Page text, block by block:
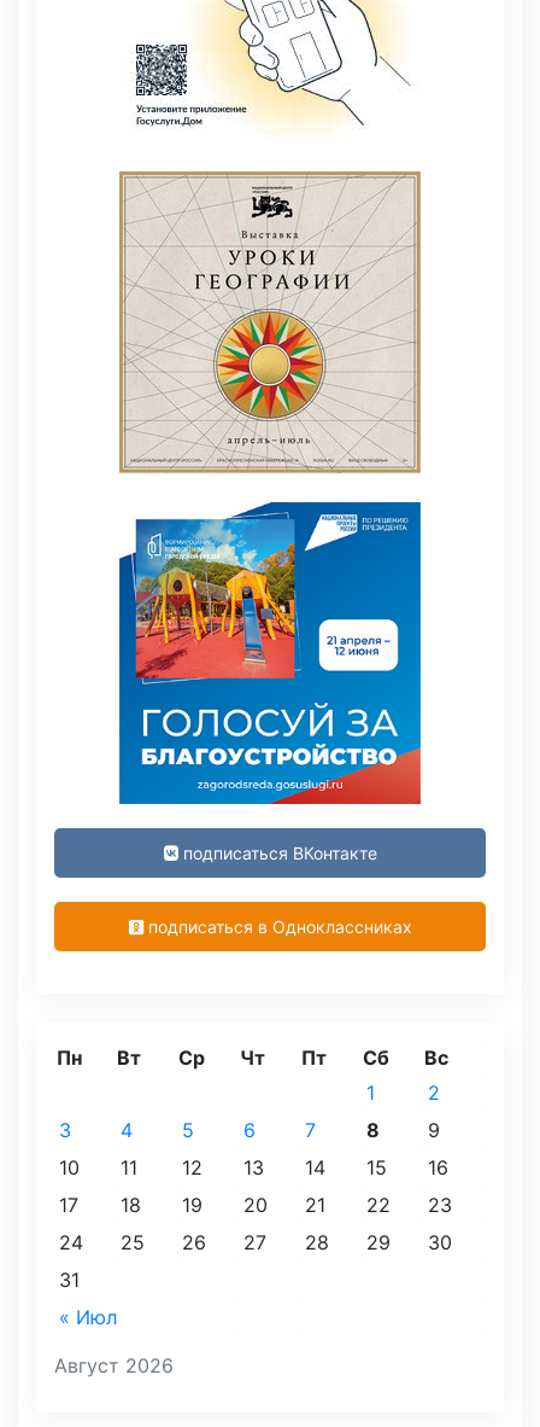
подписаться ВКонтакте
подписаться в Одноклассниках
Август 2026
Пн Вт Ср Чт Пт Сб Вс
« Июл
1
2
3
4 5 6 7 8
9
10
11 12 13 14 15
16
17
18 19 20 21 22
23
24
25 26 27 28 29
30
31